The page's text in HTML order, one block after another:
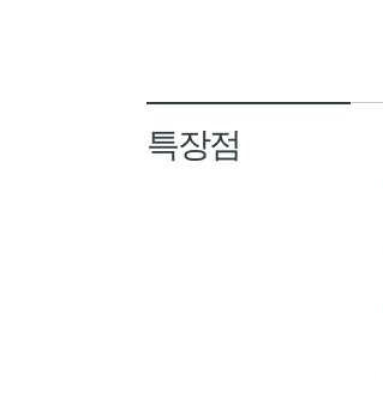
특장점